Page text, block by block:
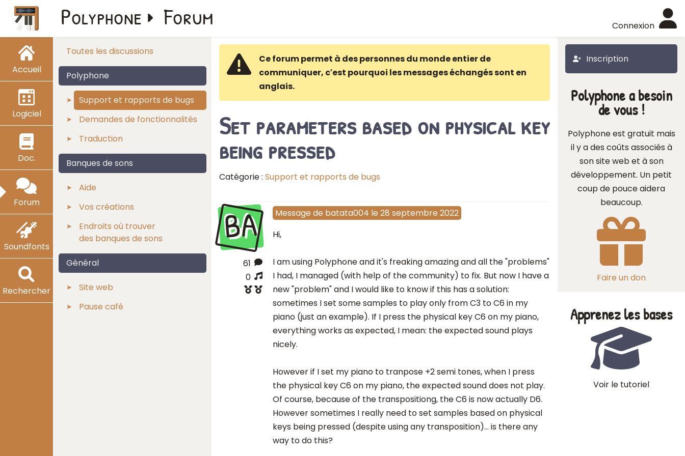
Accueil
Logiciel
Doc.
Forum
Soundfonts
Rechercher
Connexion
Polyphone Forum
Toutes les discussions
Polyphone
Support et rapports de bugs
Demandes de fonctionnalités
Traduction
Banques de sons
Aide
Vos créations
Endroits où trouver
des banques de sons
Général
Site web
Pause café
Inscription
Ce forum permet à des personnes du monde entier de
communiquer, c′est pourquoi les messages échangés sont en
anglais.
Set parameters based on physical key
being pressed
Catégorie : Support et rapports de bugs
BA
61
0
Message de batata004 le 28 septembre 2022
Hi,
I am using Polyphone and it's freaking amazing and all the "problems"
I had, I managed (with help of the community) to fix. But now I have a
new "problem" and I would like to know if this has a solution:
sometimes I set some samples to play only from C3 to C6 in my
piano (just an example). If I press the physical key C6 on my piano,
everything works as expected, I mean: the expected sound plays
nicely.
However if I set my piano to tranpose +2 semi tones, when I press
the physical key C6 on my piano, the expected sound does not play.
Of course, because of the transpositiong, the C6 is now actually D6.
However sometimes I really need to set samples based on physical
keys being pressed (despite using any transposition)... is there any
way to do this?
Polyphone a besoin
de vous !
Polyphone est gratuit mais
il y a des coûts associés à
son site web et à son
développement. Un petit
coup de pouce aidera
beaucoup.
Faire un don
Apprenez les bases
Voir le tutoriel